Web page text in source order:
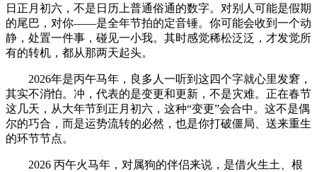
日正月初六，不是日历上普通俗通的数字。对别人可能是假期
的尾巴，对你——是全年节拍的定音锤。你可能会收到一个动
静，处置一件事，碰见一小我。其时感觉稀松泛泛，才发觉所
有的转机，都从那两天起头。
2026年是丙午马年，良多人一听到这四个字就心里发窘，
其实不消怕。冲，代表的是变更和更新，不是灾难。正在春节
这几天，从大年节到正月初六，这种“变更”会合中。这不是偶
尔的巧合，而是运势流转的必然，也是你打破僵局、送来重生
的环节节点。
2026 丙午火马年，对属狗的伴侣来说，是借火生土、根